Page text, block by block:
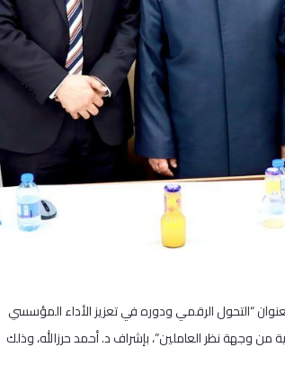
“التحول الرقمي ودوره في تعزيز الأداء المؤسسي
من وجهة نظر العاملين”، بإشراف د. أحمد حرزالله، وذلك